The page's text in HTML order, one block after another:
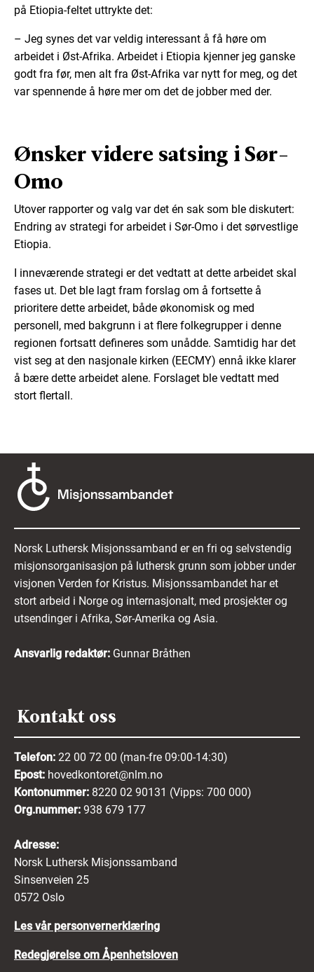
på Etiopia-feltet uttrykte det:
– Jeg synes det var veldig interessant å få høre om
arbeidet i Øst-Afrika. Arbeidet i Etiopia kjenner jeg ganske
godt fra før, men alt fra Øst-Afrika var nytt for meg, og det
var spennende å høre mer om det de jobber med der.
Ønsker videre satsing i Sør-
Omo
Utover rapporter og valg var det én sak som ble diskutert:
Endring av strategi for arbeidet i Sør-Omo i det sørvestlige
Etiopia.
I inneværende strategi er det vedtatt at dette arbeidet skal
fases ut. Det ble lagt fram forslag om å fortsette å
prioritere dette arbeidet, både økonomisk og med
personell, med bakgrunn i at flere folkegrupper i denne
regionen fortsatt defineres som unådde. Samtidig har det
vist seg at den nasjonale kirken (EECMY) ennå ikke klarer
å bære dette arbeidet alene. Forslaget ble vedtatt med
stort flertall.
Norsk Luthersk Misjonssamband er en fri og selvstendig
misjonsorganisasjon på luthersk grunn som jobber under
visjonen Verden for Kristus. Misjonssambandet har et
stort arbeid i Norge og internasjonalt, med prosjekter og
utsendinger i Afrika, Sør-Amerika og Asia.
Ansvarlig redaktør: Gunnar Bråthen
Kontakt oss
Telefon: 22 00 72 00 (man-fre 09:00-14:30)
Epost: hovedkontoret@nlm.no
Kontonummer: 8220 02 90131 (Vipps: 700 000)
Org.nummer: 938 679 177
Adresse:
Norsk Luthersk Misjonssamband
Sinsenveien 25
0572 Oslo
Les vår personvernerklæring
Redegjørelse om Åpenhetsloven